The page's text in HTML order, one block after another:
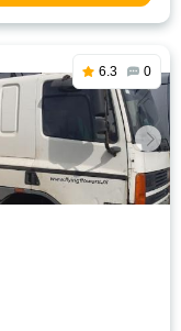
6.3 0